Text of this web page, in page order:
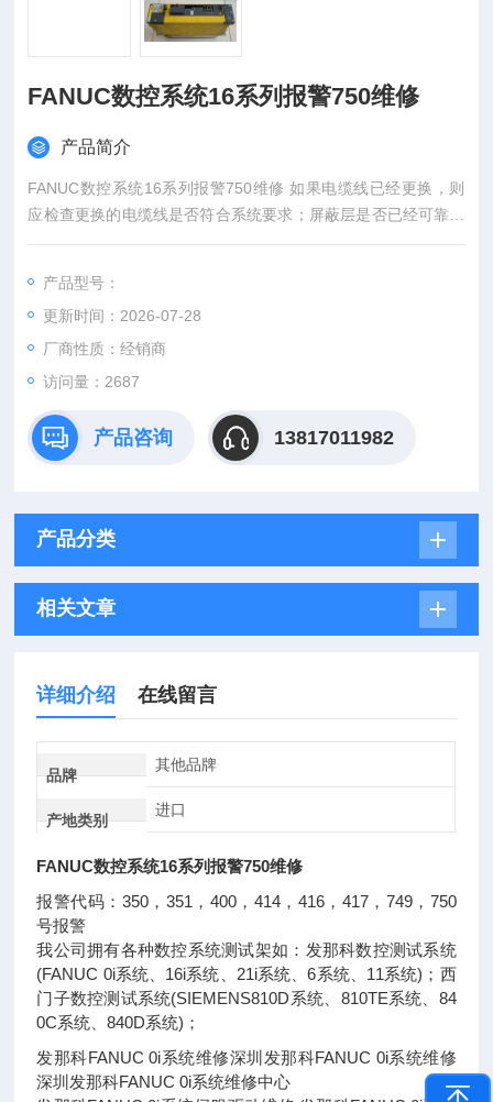
FANUC数控系统16系列报警750维修
产品简介
FANUC数控系统16系列报警750维修 如果电缆线已经更换，则
应检查更换的电缆线是否符合系统要求；屏蔽层是否已经可靠连
接等。
产品型号：
更新时间：2026-07-28
厂商性质：经销商
访问量：2687
产品咨询 13817011982
产品分类
相关文章
详细介绍 在线留言
品牌
其他品牌
产地类别
进口
FANUC数控系统16系列报警750维修
报警代码：350，351，400，414，416，417，749，750
号报警
我公司拥有各种数控系统测试架如：发那科数控测试系统
(FANUC 0i系统、16i系统、21i系统、6系统、11系统)；西
门子数控测试系统(SIEMENS810D系统、810TE系统、84
0C系统、840D系统)；
发那科FANUC 0i系统维修深圳发那科FANUC 0i系统维修
深圳发那科FANUC 0i系统维修中心